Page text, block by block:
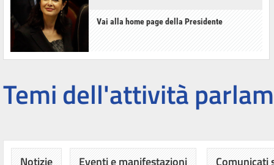
Vai alla home page della Presidente
Temi dell'attività
Notizie Eventi e manifestazioni Comunicati